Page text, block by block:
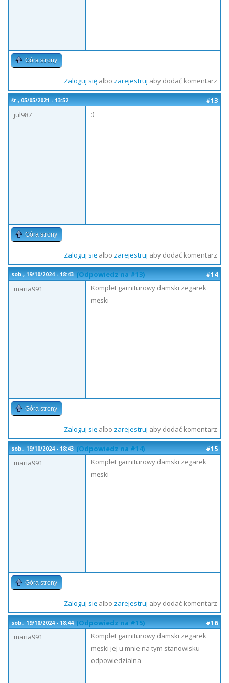
Góra strony
Zaloguj sięalbo zarejestruj aby dodać komentarz
śr., 05/05/2021 - 13:52
#13
jul987
;)
Góra strony
Zaloguj sięalbo zarejestruj aby dodać komentarz
sob., 19/10/2024 - 18:43 (Odpowiedz na #13)
#14
maria991
Komplet garniturowy damski zegarek
męski
Góra strony
Zaloguj sięalbo zarejestruj aby dodać komentarz
sob., 19/10/2024 - 18:43 (Odpowiedz na #14)
#15
maria991
Komplet garniturowy damski zegarek
męski
Góra strony
Zaloguj sięalbo zarejestruj aby dodać komentarz
sob., 19/10/2024 - 18:44 (Odpowiedz na #15)
#16
maria991
Komplet garniturowy damski zegarek
męski jej u mnie na tym stanowisku
odpowiedzialna